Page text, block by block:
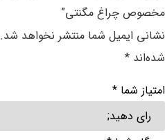
مخصوص چراغ مگنتی”
نشانی ایمیل شما منتشر نخواهد شد.
شده‌اند *
امتیاز شما *